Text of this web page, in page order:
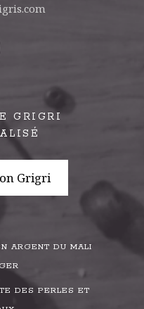
GRIGRI
Grigri
ARGENT DU MALI
DES PERLES ET